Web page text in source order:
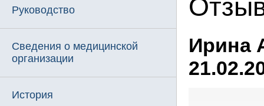
Руководство
Сведения о медицинской
организации
История
Ирина